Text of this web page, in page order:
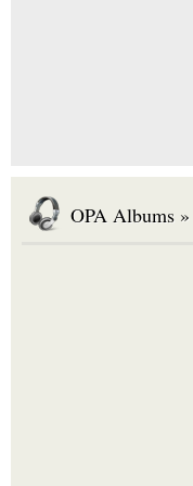
OPA Albums